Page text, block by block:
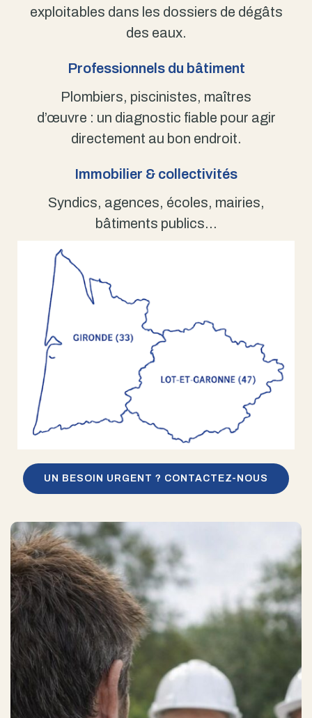
exploitables dans les dossiers de dégâts
des eaux.
Professionnels du bâtiment
Plombiers, piscinistes, maîtres
d’œuvre : un diagnostic fiable pour agir
directement au bon endroit.
Immobilier & collectivités
Syndics, agences, écoles, mairies,
bâtiments publics…
UN BESOIN URGENT ? CONTACTEZ-NOUS